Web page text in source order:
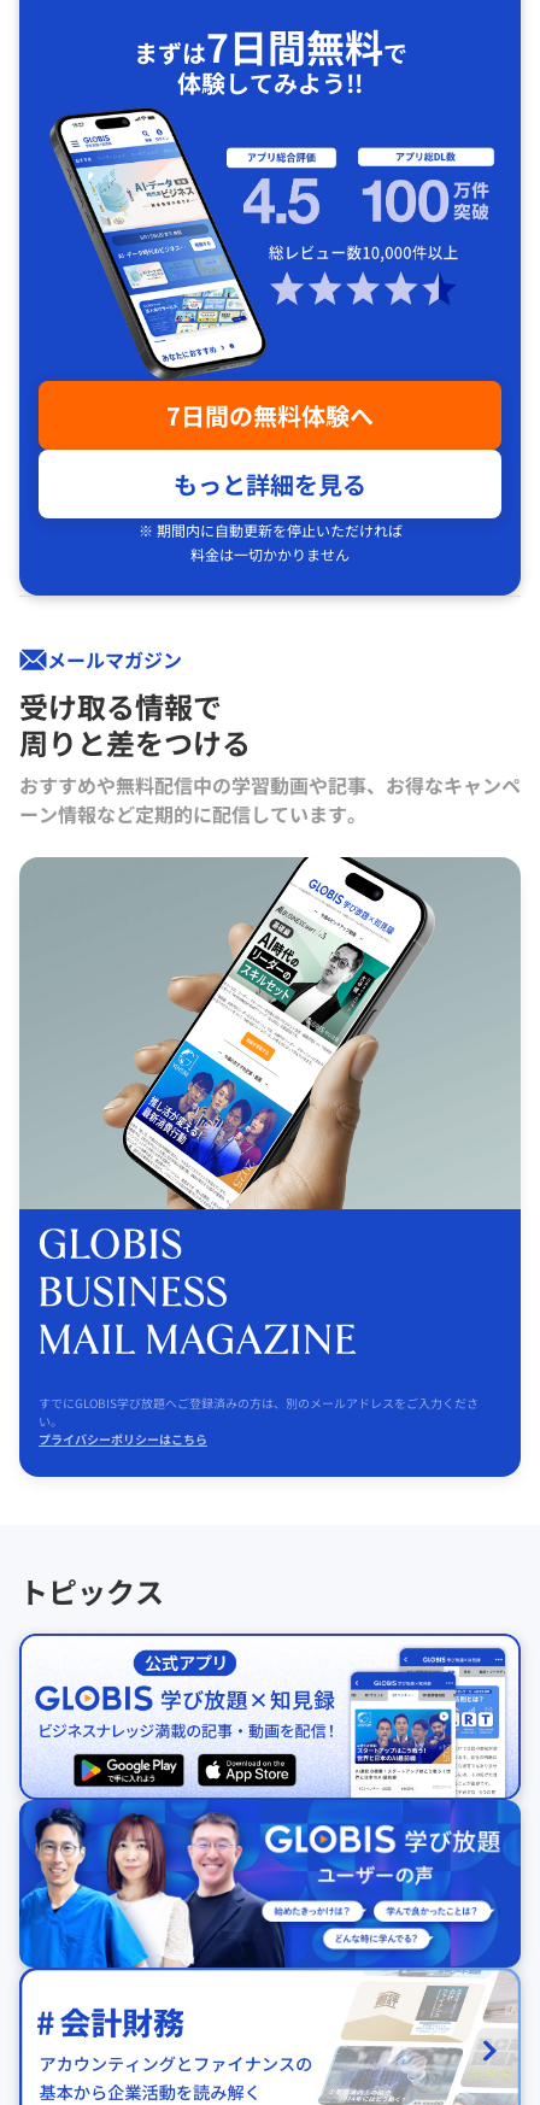
まずは7日間無料で
体験してみよう!!
7日間の無料体験へ
もっと詳細を見る
※ 期間内に自動更新を停止いただければ
料金は一切かかりません
メールマガジン
受け取る情報で
周りと差をつける
おすすめや無料配信中の学習動画や記事、お得なキャンペ
ーン情報など定期的に配信しています。
すでにGLOBIS学び放題へご登録済みの方は、別のメールアドレスをご入力くださ
い。
プライバシーポリシーはこちら
トピックス